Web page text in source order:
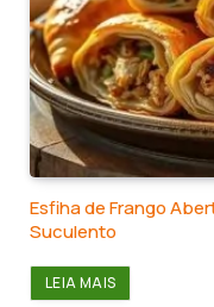
Esfiha de Frango
Suculento
LEIA MAIS